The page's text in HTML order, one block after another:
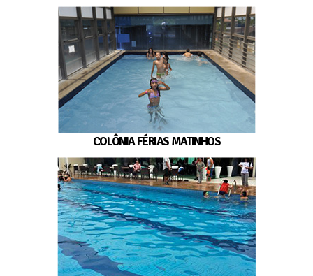
COLÔNIA FÉRIAS MATINHOS